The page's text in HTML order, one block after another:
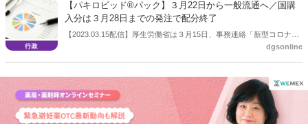
緊急訪問薬剤管理指導料１」（500 点）を継続するほか、店頭でのコ
ロナ薬調剤では「服薬管理指導料」について2倍とする内容を記載。
また高齢者施設においても「在宅患者緊急訪問薬剤管理指導料１」が
算定できる内容。加えて、オンライン服薬指導については、いわゆ
る“0410通知”の特例を令和５年７月 31 日をもって終了するとした。
【パキロビッド®パック】３月22日から一般流通へ／国購
入分は３月28日までの発注で配分終了
【2023.03.15配信】厚生労働省は３月15日、事務連絡「新型コロナウ
イルス感染症における経口抗ウイルス薬（パキロビッド®パック）の
３月22日から一般流通が開始されることに伴い、国購入分の配分は３
月28日15時までの発注をもって終了とするとしている。
dgsonline